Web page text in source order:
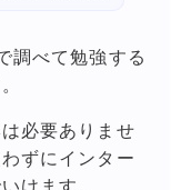
調べて勉強する
必要ありませ
ずにインター
けます。